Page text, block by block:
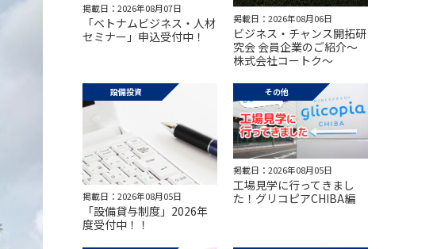
掲載日：2026年08月07日
「ベトナムビジネス・人材
セミナー」申込受付中！
掲載日：2026年08月06日
ビジネス・チャンス開拓研
究会 会員企業のご紹介～
株式会社コートク～
設備投資
掲載日：2026年08月05日
「設備貸与制度」2026年
度受付中！！
その他
掲載日：2026年08月05日
工場見学に行ってきまし
た！グリコピアCHIBA編